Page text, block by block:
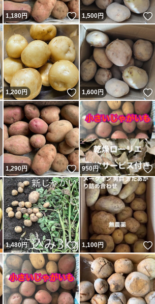
いいね！
1,180円 いいね！
1,500円
いいね！
1,200円 いいね！
1,600円
いいね！
1,290円 いいね！
950円
いいね！
1,480円 いいね！
1,100円